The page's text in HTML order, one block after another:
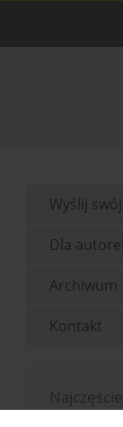
Wyślij
Dla
Archiwum
Kontakt